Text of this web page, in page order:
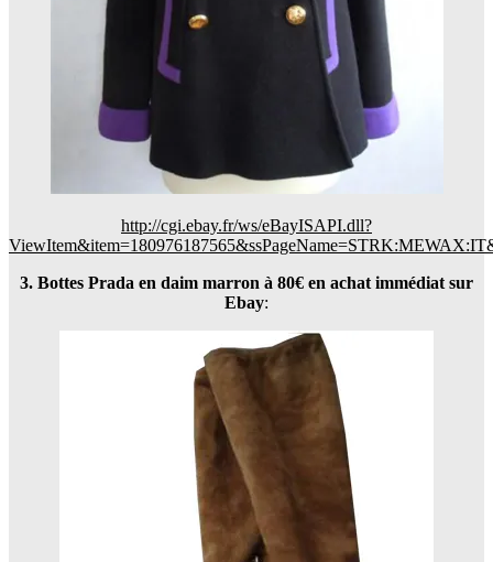
http://cgi.ebay.fr/ws/eBayISAPI.dll?
3. Bottes Prada en daim marron à 80€ en achat immédiat sur
Ebay: